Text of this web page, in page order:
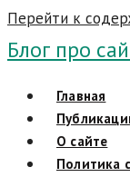
Перейти к
Блог про
Главная
О сайте
Политика